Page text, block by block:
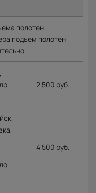
полотен
подъем полотен
2 500 руб.
4 500 руб.